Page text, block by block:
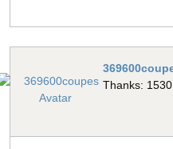
Thanks: 1530